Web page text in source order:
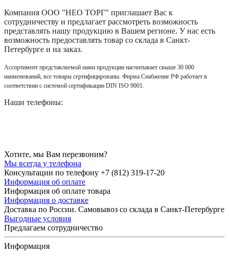
Компания ООО "НЕО ТОРГ" приглашает Вас к
сотрудничеству и предлагает рассмотреть возможность
представлять нашу продукцию в Вашем регионе. У нас есть
возможность предоставлять товар со склада в Санкт-
Петербурге и на заказ.
Ассортимент представляемой нами продукции насчитывает свыше 30 000
наименований, все товары сертифицированы. Фирма Снабжение РФ работает в
соответствии с системой сертификации DIN ISO 9001.
Наши телефоны:
Хотите, мы Вам перезвоним?
Мы всегда у телефона
Консультации по телефону +7 (812) 319-17-20
Информация об оплате
Информация об оплате товара
Информация о доставке
Доставка по России. Самовывоз со склада в Санкт-Петербурге
Выгодные условия
Предлагаем сотрудничество
Информация